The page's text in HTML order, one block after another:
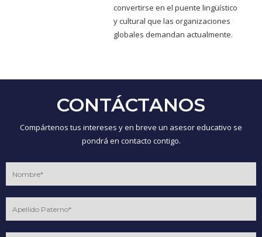
convertirse en el puente lingüístico
y cultural que las organizaciones
globales demandan actualmente.
CONTÁCTANOS
Compártenos tus intereses y en breve un asesor educativo se
pondrá en contacto contigo.